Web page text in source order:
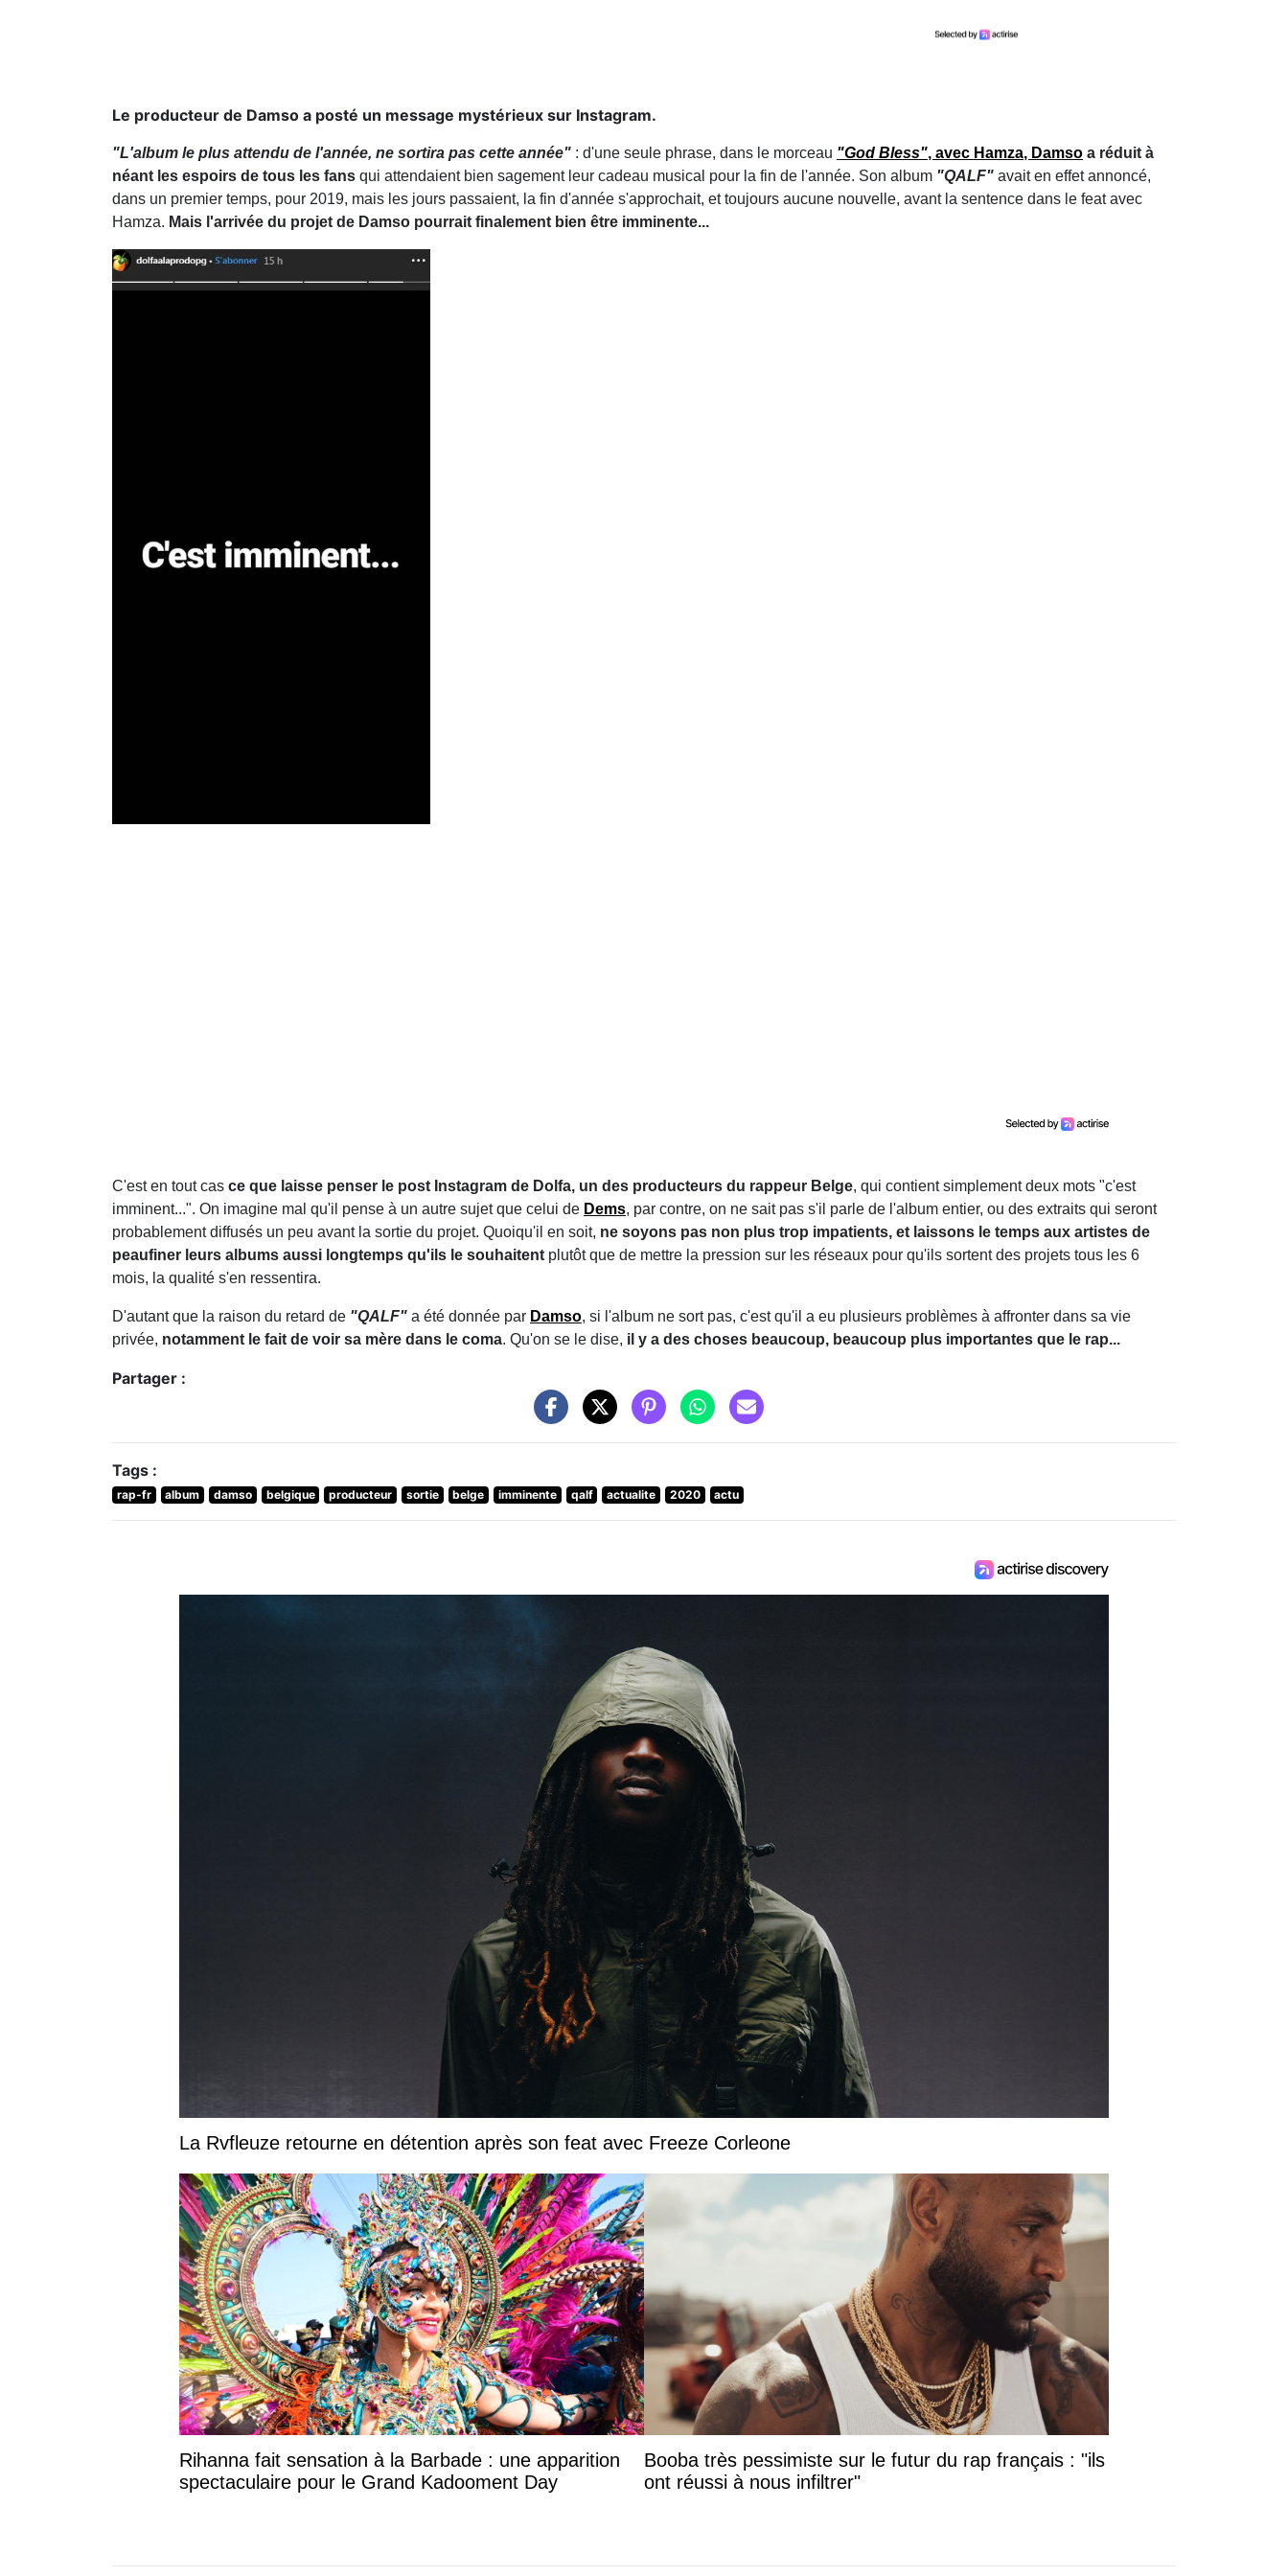
Le producteur de Damso a posté un message mystérieux sur Instagram.
"L'album le plus attendu de l'année, ne sortira pas cette année" : d'une seule phrase, dans le morceau "God Bless", avec Hamza, Damso a réduit à
néant les espoirs de tous les fans qui attendaient bien sagement leur cadeau musical pour la fin de l'année. Son album "QALF" avait en effet annoncé,
dans un premier temps, pour 2019, mais les jours passaient, la fin d'année s'approchait, et toujours aucune nouvelle, avant la sentence dans le feat avec
Hamza. Mais l'arrivée du projet de Damso pourrait finalement bien être imminente...
C'est en tout cas ce que laisse penser le post Instagram de Dolfa, un des producteurs du rappeur Belge, qui contient simplement deux mots "c'est
imminent...". On imagine mal qu'il pense à un autre sujet que celui de Dems, par contre, on ne sait pas s'il parle de l'album entier, ou des extraits qui seront
probablement diffusés un peu avant la sortie du projet. Quoiqu'il en soit, ne soyons pas non plus trop impatients, et laissons le temps aux artistes de
peaufiner leurs albums aussi longtemps qu'ils le souhaitent plutôt que de mettre la pression sur les réseaux pour qu'ils sortent des projets tous les 6
mois, la qualité s'en ressentira.
D'autant que la raison du retard de "QALF" a été donnée par Damso, si l'album ne sort pas, c'est qu'il a eu plusieurs problèmes à affronter dans sa vie
privée, notamment le fait de voir sa mère dans le coma. Qu'on se le dise, il y a des choses beaucoup, beaucoup plus importantes que le rap...
Partager :
Tags :
rap-fr album damso belgique producteur sortie belge imminente qalf actualite 2020 actu
La Rvfleuze retourne en détention après son feat avec Freeze Corleone
Rihanna fait sensation à la Barbade : une apparition
spectaculaire pour le Grand Kadooment Day
Booba très pessimiste sur le futur du rap français : "ils
ont réussi à nous infiltrer"